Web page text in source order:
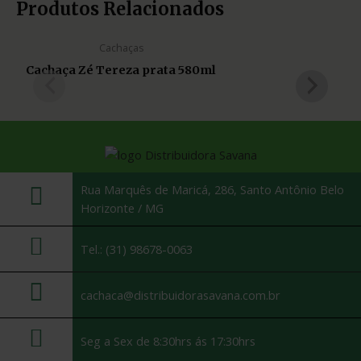
Produtos Relacionados
Cachaças
Cachaça Zé Tereza prata 580ml
Rua Marquês de Maricá, 286, Santo Antônio Belo
Horizonte / MG
Tel.: (31) 98678-0063
cachaca@distribuidorasavana.com.br
Seg a Sex de 8:30hrs ás 17:30hrs